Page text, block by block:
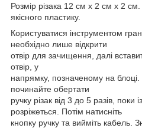
Розмір різака 12 см x 2 см x 2 см.
якісного пластику.
Користуватися інструментом
необхідно лише відкрити
отвір для зачищення, далі
отвір, у
напрямку, позначеному на блоці.
починайте обертати
ручку різак від 3 до 5 разів, поки
розріжеться. Потім натисніть
кнопку ручку та вийміть кабель.